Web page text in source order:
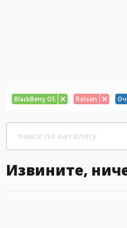
BlackBerry OS Rolsen
Извините,